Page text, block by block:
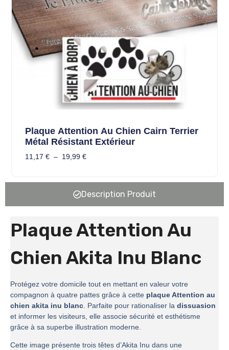
Plaque Attention Au Chien Cairn Terrier
Métal Résistant Extérieur
11,17 € – 19,99 €
Description Produit
Plaque Attention Au
Chien Akita Inu Blanc
Protégez votre domicile tout en mettant en valeur votre
compagnon à quatre pattes grâce à cette plaque Attention au
chien akita inu blanc. Parfaite pour rationaliser la dissuasion
et informer les visiteurs, elle associe sécurité et esthétisme
grâce à sa superbe illustration moderne.
Cette image présente trois têtes d’Akita Inu dans une